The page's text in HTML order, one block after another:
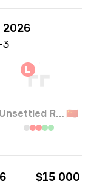
2026
L
Unsettled Resentment 🇨🇳
$15 000